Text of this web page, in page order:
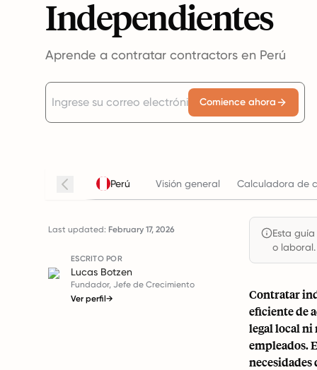
Independientes
Aprende a contratar contractors en Perú
Comience ahora
Perú Visión general Calculadora de
Last updated: February 17, 2026
ESCRITO POR
Lucas Botzen
Fundador, Jefe de Crecimiento
Ver perfil→
Esta
o
Contratar
eficiente de
legal local ni
empleados.